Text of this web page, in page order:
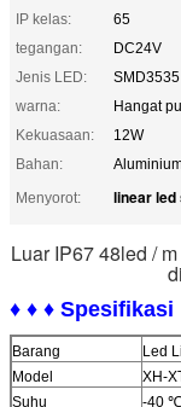
IP kelas:
65
tegangan:
DC24V
Jenis LED:
SMD3535
warna:
Hangat
Kekuasaan:
12W
Bahan:
Menyorot:
linear
Luar IP67 48led /
♦ ♦ ♦ Spesifikasi
Barang
Led
Model
XH-
Suhu
-40